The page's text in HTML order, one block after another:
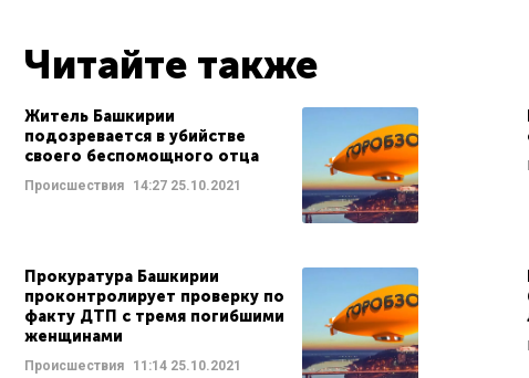
Читайте также
Житель Башкирии
подозревается в убийстве
своего беспомощного отца
Происшествия 14:27 25.10.2021
Прокуратура Башкирии
проконтролирует проверку по
факту ДТП с тремя погибшими
женщинами
Происшествия 11:14 25.10.2021